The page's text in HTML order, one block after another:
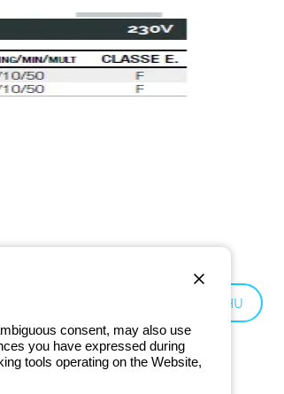
HU
consent, may also use
you have expressed during
tools operating on the Website,